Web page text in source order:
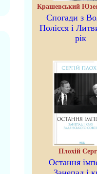
Крашевський
Спогади з
Полісся і
рік
Плохій
Остання